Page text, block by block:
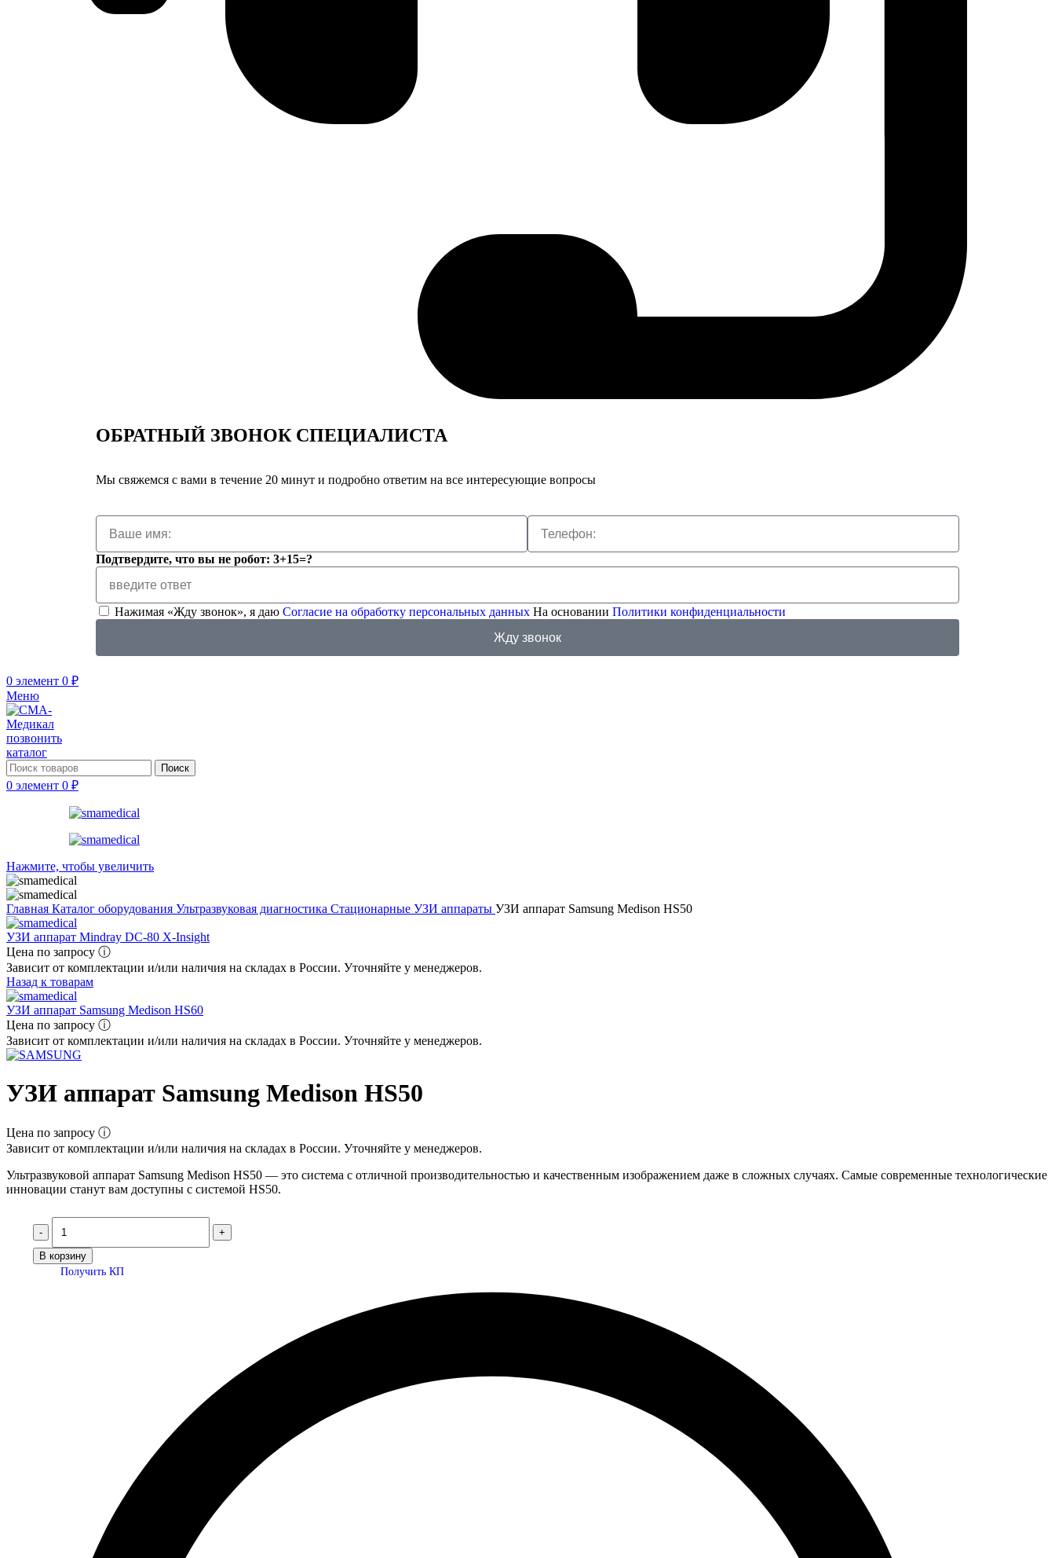
ОБРАТНЫЙ ЗВОНОК СПЕЦИАЛИСТА
Мы свяжемся с вами в течение 20 минут и подробно ответим на все интересующие вопросы
Подтвердите, что вы не робот: 3+15=?
Нажимая «Жду звонок», я даю Согласие на обработку персональных данных На основании Политики конфиденциальности
Жду звонок
0 элемент 0 ₽
Меню
позвонить
каталог
Поиск
0 элемент 0 ₽
Нажмите, чтобы увеличить
Главная Каталог оборудования Ультразвуковая диагностика Стационарные УЗИ аппараты УЗИ аппарат Samsung Medison HS50
УЗИ аппарат Mindray DC-80 X-Insight
Цена по запросу ⓘ
Зависит от комплектации и/или наличия на складах в России. Уточняйте у менеджеров.
Назад к товарам
УЗИ аппарат Samsung Medison HS60
Цена по запросу ⓘ
Зависит от комплектации и/или наличия на складах в России. Уточняйте у менеджеров.
УЗИ аппарат Samsung Medison HS50
Цена по запросу ⓘ
Зависит от комплектации и/или наличия на складах в России. Уточняйте у менеджеров.
Ультразвуковой аппарат Samsung Medison HS50 — это система с отличной производительностью и качественным изображением даже в сложных случаях. Самые современные технологические
инновации станут вам доступны с системой HS50.
В корзину
Получить КП